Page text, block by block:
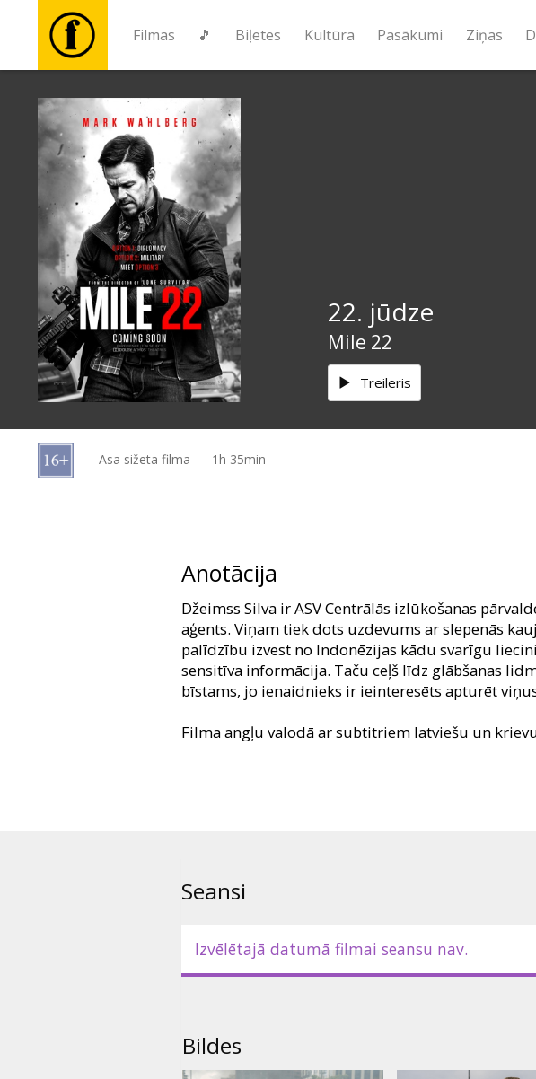
Filmas 🎵 Biļetes Kultūra Pasākumi Ziņas
Filmas
🎵
Biļetes
Kultūra
Pasākumi
Ziņas
kartes
22. jūdze
Mile 22
Treileris
Asa sižeta filma 1h 35min
Anotācija
Džeimss Silva ir ASV Centrālās izlūkošanas
aģents. Viņam tiek dots uzdevums ar slepenās
palīdzību izvest no Indonēzijas kādu svarīgu
sensitīva informācija. Taču ceļš līdz glābšanas
bīstams, jo ienaidnieks ir ieinteresēts apturēt
Filma angļu valodā ar subtitriem latviešu un
Seansi
Izvēlētajā datumā filmai seansu nav.
Bildes